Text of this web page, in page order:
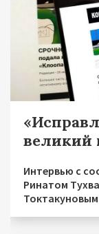
великий
Интервью с
Ринатом
Токтакуновым